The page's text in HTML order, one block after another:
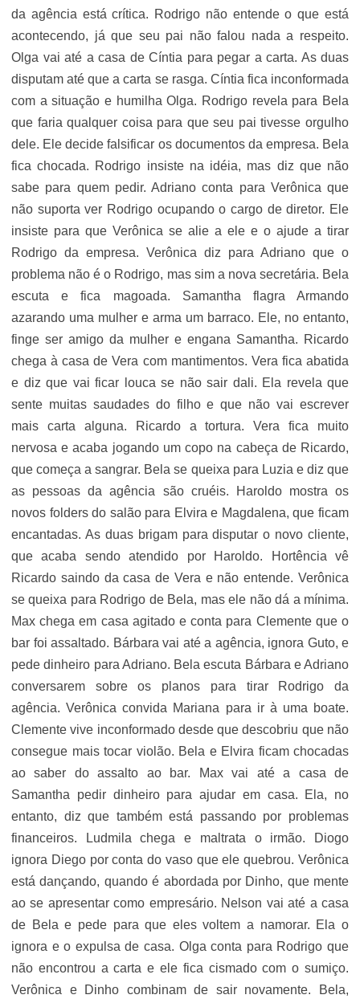
da agência está crítica. Rodrigo não entende o que está
acontecendo, já que seu pai não falou nada a respeito.
Olga vai até a casa de Cíntia para pegar a carta. As duas
disputam até que a carta se rasga. Cíntia fica inconformada
com a situação e humilha Olga. Rodrigo revela para Bela
que faria qualquer coisa para que seu pai tivesse orgulho
dele. Ele decide falsificar os documentos da empresa. Bela
fica chocada. Rodrigo insiste na idéia, mas diz que não
sabe para quem pedir. Adriano conta para Verônica que
não suporta ver Rodrigo ocupando o cargo de diretor. Ele
insiste para que Verônica se alie a ele e o ajude a tirar
Rodrigo da empresa. Verônica diz para Adriano que o
problema não é o Rodrigo, mas sim a nova secretária. Bela
escuta e fica magoada. Samantha flagra Armando
azarando uma mulher e arma um barraco. Ele, no entanto,
finge ser amigo da mulher e engana Samantha. Ricardo
chega à casa de Vera com mantimentos. Vera fica abatida
e diz que vai ficar louca se não sair dali. Ela revela que
sente muitas saudades do filho e que não vai escrever
mais carta alguna. Ricardo a tortura. Vera fica muito
nervosa e acaba jogando um copo na cabeça de Ricardo,
que começa a sangrar. Bela se queixa para Luzia e diz que
as pessoas da agência são cruéis. Haroldo mostra os
novos folders do salão para Elvira e Magdalena, que ficam
encantadas. As duas brigam para disputar o novo cliente,
que acaba sendo atendido por Haroldo. Hortência vê
Ricardo saindo da casa de Vera e não entende. Verônica
se queixa para Rodrigo de Bela, mas ele não dá a mínima.
Max chega em casa agitado e conta para Clemente que o
bar foi assaltado. Bárbara vai até a agência, ignora Guto, e
pede dinheiro para Adriano. Bela escuta Bárbara e Adriano
conversarem sobre os planos para tirar Rodrigo da
agência. Verônica convida Mariana para ir à uma boate.
Clemente vive inconformado desde que descobriu que não
consegue mais tocar violão. Bela e Elvira ficam chocadas
ao saber do assalto ao bar. Max vai até a casa de
Samantha pedir dinheiro para ajudar em casa. Ela, no
entanto, diz que também está passando por problemas
financeiros. Ludmila chega e maltrata o irmão. Diogo
ignora Diego por conta do vaso que ele quebrou. Verônica
está dançando, quando é abordada por Dinho, que mente
ao se apresentar como empresário. Nelson vai até a casa
de Bela e pede para que eles voltem a namorar. Ela o
ignora e o expulsa de casa. Olga conta para Rodrigo que
não encontrou a carta e ele fica cismado com o sumiço.
Verônica e Dinho combinam de sair novamente. Bela,